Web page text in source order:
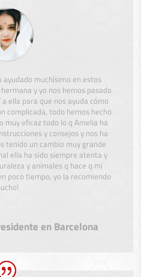
muchísimo en estos
y yo nos hemos pasado
ella para que nos ayuda cómo
complicada, todo hemos hecho
eficaz todo lo q Amelia ha
y consejos y nos ha
tenido un cambio muy grande
ella ha sido siempre atenta y
y animales q hace q mi
poco tiempo, yo la recomiendo
en Barcelona